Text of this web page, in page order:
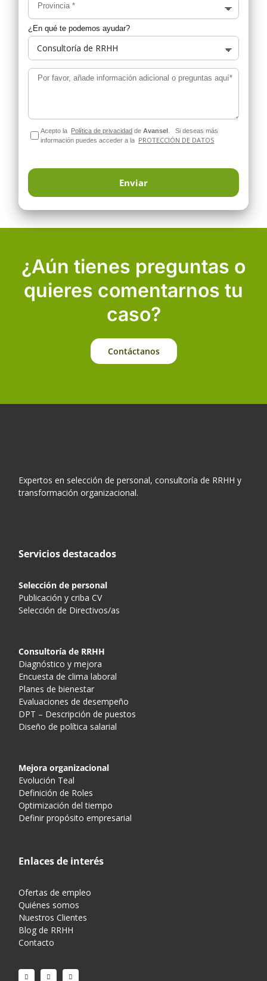
Provincia*
¿En qué te podemos ayudar?
Por favor, añade información adicional o preguntas aquí*
Acepto la Política de privacidad deAvansel .Si deseas más
información puedes acceder a la PROTECCIÓN DE DATOS
¿Aún tienes preguntas o
quieres comentarnos tu
caso?
Contáctanos
Expertos en selección de personal, consultoría de RRHH y
transformación organizacional.
Servicios destacados
Selección de personal
Publicación y criba CV
Selección de Directivos/as
Consultoría de RRHH
Diagnóstico y mejora
Encuesta de clima laboral
Planes de bienestar
Evaluaciones de desempeño
DPT – Descripción de puestos
Diseño de política salarial
Mejora organizacional
Evolución Teal
Definición de Roles
Optimización del tiempo
Definir propósito empresarial
Enlaces de interés
Ofertas de empleo
Quiénes somos
Nuestros Clientes
Blog de RRHH
Contacto